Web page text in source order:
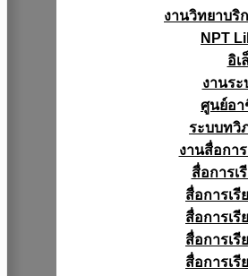
งานวิทยาบริ
NPT
อิเ
งานร
ศูนย์อ
ระบบทวิ
งานสื่อกา
สื่อการเ
สื่อการเรี
สื่อการเรี
สื่อการเรี
สื่อการเรี